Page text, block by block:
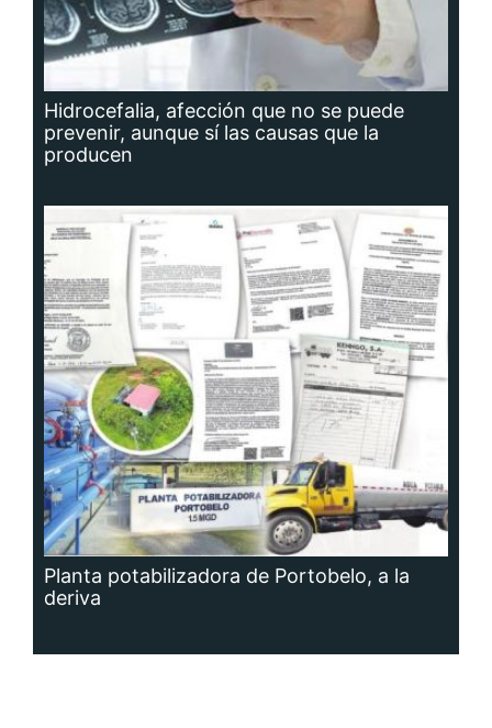
Hidrocefalia, afección que no se puede
prevenir, aunque sí las causas que la
producen
Planta potabilizadora de Portobelo, a la
deriva